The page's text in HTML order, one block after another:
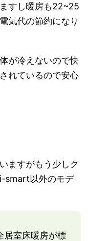
すし暖房も22~25
気代の節約になり
が冷えないので快
れているので安心
ますがもう少しク
smart以外のモデ
居室床暖房が標